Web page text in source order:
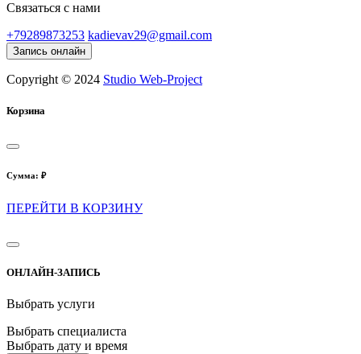
Связаться с нами
+79289873253 kadievav29@gmail.com
Запись онлайн
Copyright © 2024 Studio Web-Project
Корзина
Сумма: ₽
ПЕРЕЙТИ В КОРЗИНУ
ОНЛАЙН-ЗАПИСЬ
Выбрать услуги
Выбрать специалиста
Выбрать дату и время